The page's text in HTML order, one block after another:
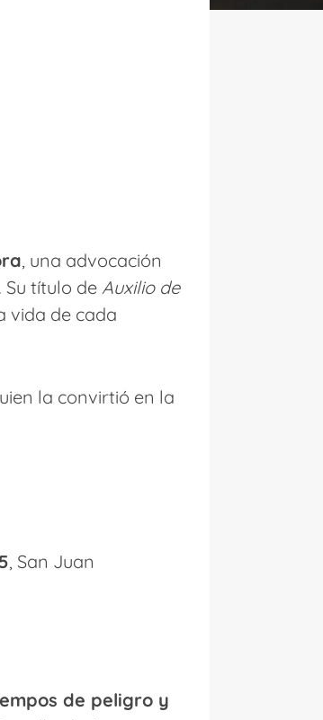
, una advocación
título de Auxilio de
vida de cada
la convirtió en la
, San Juan
de peligro y